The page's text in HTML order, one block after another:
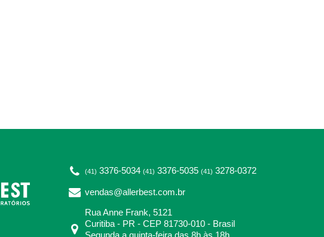
(41) 3376-5034 (41) 3376-5035 (41) 3278-0372
vendas@allerbest.com.br
Rua Anne Frank, 5121
Curitiba - PR - CEP 81730-010 - Brasil
Segunda a quinta-feira das 8h às 18h